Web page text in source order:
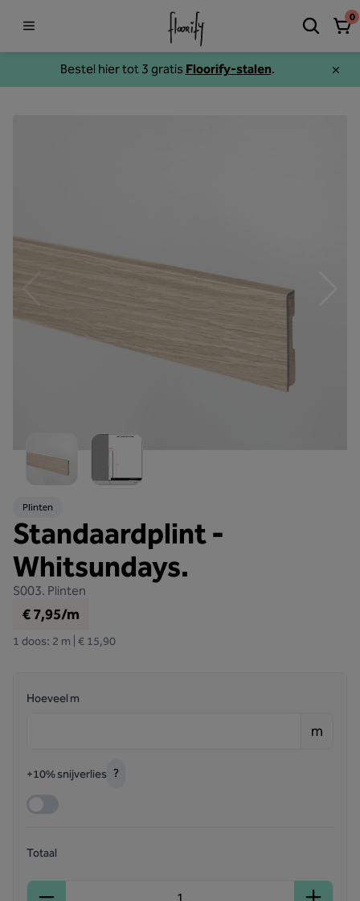
Bestel hier tot 3 gratis Floorify-stalen.
0
Plinten
Standaardplint -
Whitsundays.
S003. Plinten
€ 7,95/m
1 doos: 2 m | € 15,90
Hoeveel m
m
+10% snijverlies ?
Totaal